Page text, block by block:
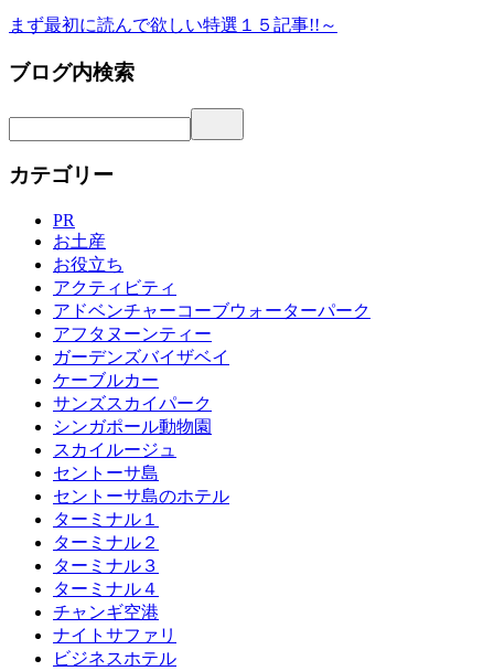
まず最初に読んで欲しい特選１５記事!!～
ブログ内検索
カテゴリー
PR
お土産
お役立ち
アクティビティ
アドベンチャーコーブウォーターパーク
アフタヌーンティー
ガーデンズバイザベイ
ケーブルカー
サンズスカイパーク
シンガポール動物園
スカイルージュ
セントーサ島
セントーサ島のホテル
ターミナル１
ターミナル２
ターミナル３
ターミナル４
チャンギ空港
ナイトサファリ
ビジネスホテル